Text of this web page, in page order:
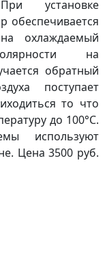
установке
обеспечивается
охлаждаемый
на
обратный
поступает
то что
до 100°С.
используют
Цена 3500 руб.